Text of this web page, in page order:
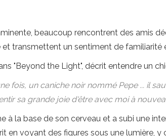
beaucoup rencontrent des amis
transmettent un sentiment de familiarité
"Beyond the Light", décrit entendre un
fois, un caniche noir nommé Pepe ... il
sa grande joie d'être avec moi à
à la base de son cerveau et a subi une
en voyant des figures sous une lumière, y